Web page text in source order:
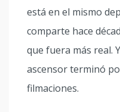
está en el mismo
comparte hace
que fuera más real.
ascensor terminó
filmaciones.